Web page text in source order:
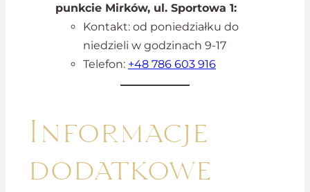
punkcie Mirków, ul. Sportowa 1:
Kontakt: od poniedziałku do
niedzieli w godzinach 9-17
Telefon: +48 786 603 916
Informacje
dodatkowe